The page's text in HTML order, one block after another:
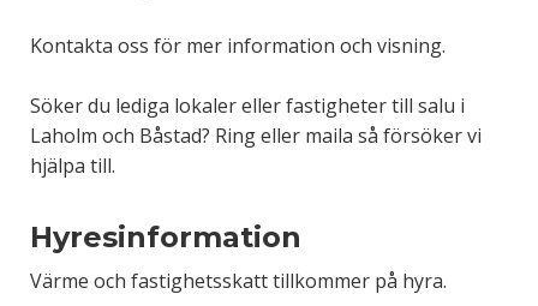
Kontakta oss för mer information och visning.
Söker du lediga lokaler eller fastigheter till salu i
Laholm och Båstad? Ring eller maila så försöker vi
hjälpa till.
Hyresinformation
Värme och fastighetsskatt tillkommer på hyra.